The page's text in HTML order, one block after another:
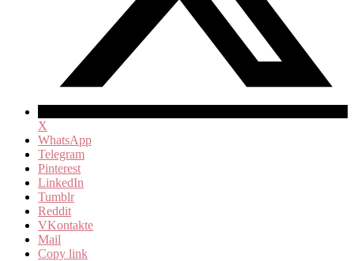
X
WhatsApp
Telegram
Pinterest
LinkedIn
Tumblr
Reddit
VKontakte
Mail
Copy link